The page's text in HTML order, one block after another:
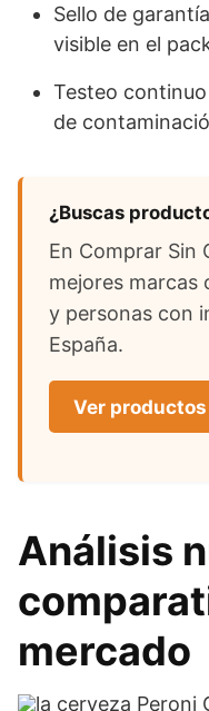
Sello de
visible en el
Testeo
de
¿Buscas
En Comprar Sin
mejores marcas
y personas con
España.
Ver
Análisis
mercado